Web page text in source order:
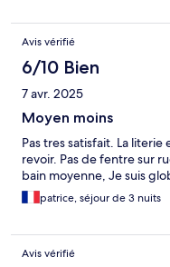
Avis vérifié
6/10 Bien
7 avr. 2025
Moyen moins
Pas tres satisfait. La
revoir. Pas de fentre sur
bain moyenne, Je suis
patrice, séjour de 3 nuits
Avis vérifié